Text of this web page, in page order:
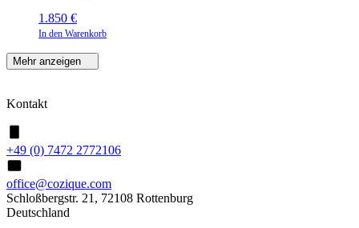
1.850 €
In den Warenkorb
Mehr anzeigen
Kontakt
+49 (0) 7472 2772106
office@cozique.com
Schloßbergstr. 21, 72108 Rottenburg
Deutschland